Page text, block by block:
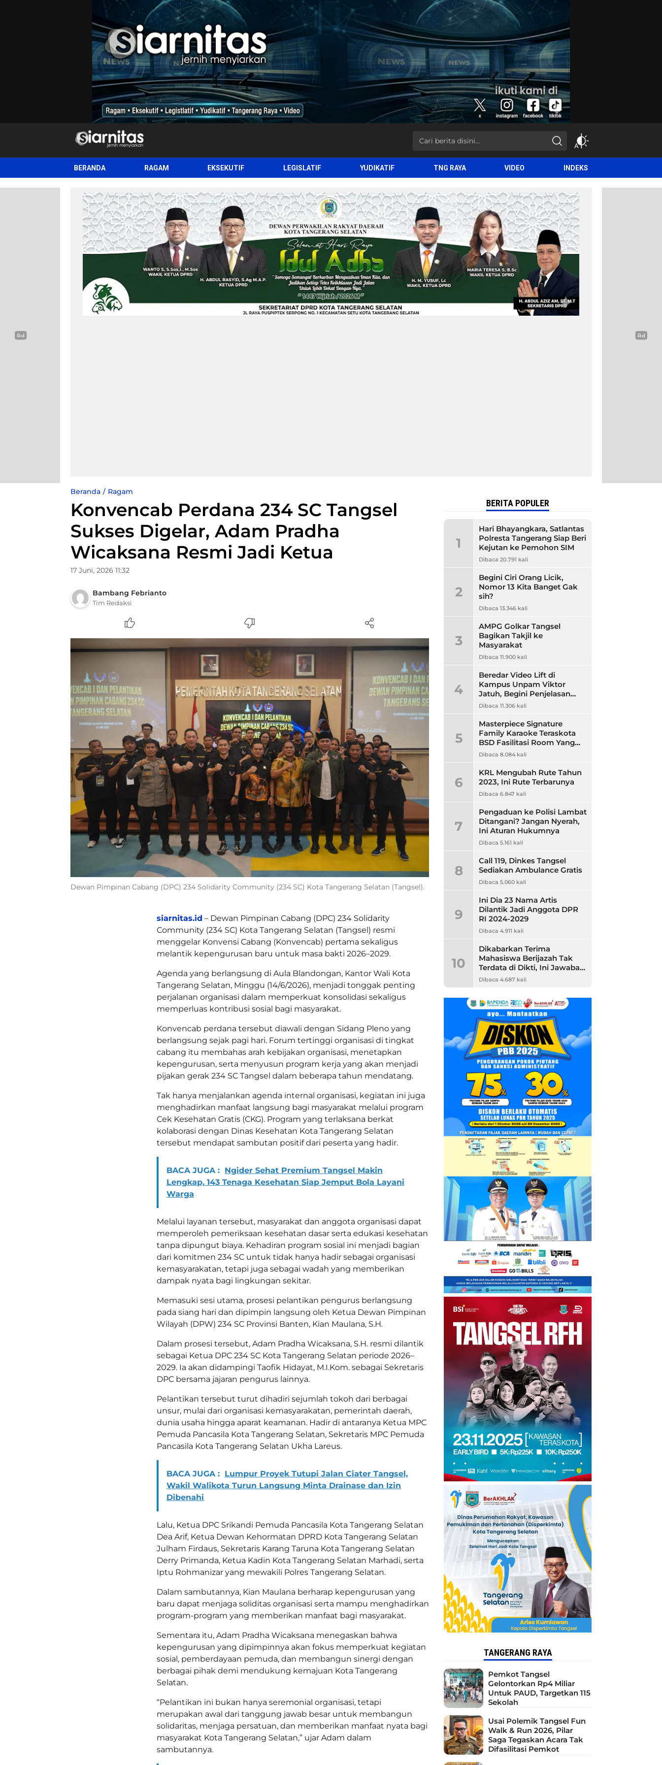
siarnitas
Jernih Menyiarkan
BERANDA RAGAM EKSEKUTIF LEGISLATIF YUDIKATIF TNG RAYA VIDEO INDEKS
Beranda Ragam
Konvencab Perdana 234 SC Tangsel
Sukses Digelar, Adam Pradha
Wicaksana Resmi Jadi Ketua
17 Juni, 2026 11:32
Bambang Febrianto
Tim Redaksi
Dewan Pimpinan Cabang (DPC) 234 Solidarity Community (234 SC) Kota Tangerang Selatan (Tangsel).
siarnitas.id – Dewan Pimpinan Cabang (DPC) 234 Solidarity
Community (234 SC) Kota Tangerang Selatan (Tangsel) resmi
menggelar Konvensi Cabang (Konvencab) pertama sekaligus
melantik kepengurusan baru untuk masa bakti 2026–2029.
Agenda yang berlangsung di Aula Blandongan, Kantor Wali Kota
Tangerang Selatan, Minggu (14/6/2026), menjadi tonggak penting
perjalanan organisasi dalam memperkuat konsolidasi sekaligus
memperluas kontribusi sosial bagi masyarakat.
Konvencab perdana tersebut diawali dengan Sidang Pleno yang
berlangsung sejak pagi hari. Forum tertinggi organisasi di tingkat
cabang itu membahas arah kebijakan organisasi, menetapkan
kepengurusan, serta menyusun program kerja yang akan menjadi
pijakan gerak 234 SC Tangsel dalam beberapa tahun mendatang.
Tak hanya menjalankan agenda internal organisasi, kegiatan ini juga
menghadirkan manfaat langsung bagi masyarakat melalui program
Cek Kesehatan Gratis (CKG). Program yang terlaksana berkat
kolaborasi dengan Dinas Kesehatan Kota Tangerang Selatan
tersebut mendapat sambutan positif dari peserta yang hadir.
BACA JUGA : Ngider Sehat Premium Tangsel Makin
Lengkap, 143 Tenaga Kesehatan Siap Jemput Bola Layani
Warga
Melalui layanan tersebut, masyarakat dan anggota organisasi dapat
memperoleh pemeriksaan kesehatan dasar serta edukasi kesehatan
tanpa dipungut biaya. Kehadiran program sosial ini menjadi bagian
dari komitmen 234 SC untuk tidak hanya hadir sebagai organisasi
kemasyarakatan, tetapi juga sebagai wadah yang memberikan
dampak nyata bagi lingkungan sekitar.
Memasuki sesi utama, prosesi pelantikan pengurus berlangsung
pada siang hari dan dipimpin langsung oleh Ketua Dewan Pimpinan
Wilayah (DPW) 234 SC Provinsi Banten, Kian Maulana, S.H.
Dalam prosesi tersebut, Adam Pradha Wicaksana, S.H. resmi dilantik
sebagai Ketua DPC 234 SC Kota Tangerang Selatan periode 2026–
2029. Ia akan didampingi Taofik Hidayat, M.I.Kom. sebagai Sekretaris
DPC bersama jajaran pengurus lainnya.
Pelantikan tersebut turut dihadiri sejumlah tokoh dari berbagai
unsur, mulai dari organisasi kemasyarakatan, pemerintah daerah,
dunia usaha hingga aparat keamanan. Hadir di antaranya Ketua MPC
Pemuda Pancasila Kota Tangerang Selatan, Sekretaris MPC Pemuda
Pancasila Kota Tangerang Selatan Ukha Lareus.
BACA JUGA : Lumpur Proyek Tutupi Jalan Ciater Tangsel,
Wakil Walikota Turun Langsung Minta Drainase dan Izin
Dibenahi
Lalu, Ketua DPC Srikandi Pemuda Pancasila Kota Tangerang Selatan
Dea Arif, Ketua Dewan Kehormatan DPRD Kota Tangerang Selatan
Julham Firdaus, Sekretaris Karang Taruna Kota Tangerang Selatan
Derry Primanda, Ketua Kadin Kota Tangerang Selatan Marhadi, serta
Iptu Rohmanizar yang mewakili Polres Tangerang Selatan.
Dalam sambutannya, Kian Maulana berharap kepengurusan yang
baru dapat menjaga soliditas organisasi serta mampu menghadirkan
program-program yang memberikan manfaat bagi masyarakat.
Sementara itu, Adam Pradha Wicaksana menegaskan bahwa
kepengurusan yang dipimpinnya akan fokus memperkuat kegiatan
sosial, pemberdayaan pemuda, dan membangun sinergi dengan
berbagai pihak demi mendukung kemajuan Kota Tangerang
Selatan.
“Pelantikan ini bukan hanya seremonial organisasi, tetapi
merupakan awal dari tanggung jawab besar untuk membangun
solidaritas, menjaga persatuan, dan memberikan manfaat nyata bagi
masyarakat Kota Tangerang Selatan,” ujar Adam dalam
sambutannya.
BERITA POPULER
1
Hari Bhayangkara, Satlantas
Polresta Tangerang Siap Beri
Kejutan ke Pemohon SIM
Dibaca 20.791 kali
2
Begini Ciri Orang Licik,
Nomor 13 Kita Banget Gak
sih?
Dibaca 13.346 kali
3
AMPG Golkar Tangsel
Bagikan Takjil ke
Masyarakat
Dibaca 11.900 kali
4
Beredar Video Lift di
Kampus Unpam Viktor
Jatuh, Begini Penjelasan
Rektor Unpam
Dibaca 11.306 kali
5
Masterpiece Signature
Family Karaoke Teraskota
BSD Fasilitasi Room Yang
Nyaman dan Harga
Dibaca 8.084 kali
6
KRL Mengubah Rute Tahun
2023, Ini Rute Terbarunya
Dibaca 6.847 kali
7
Pengaduan ke Polisi Lambat
Ditangani? Jangan Nyerah,
Ini Aturan Hukumnya
Dibaca 5.161 kali
8
Call 119, Dinkes Tangsel
Sediakan Ambulance Gratis
Dibaca 5.060 kali
9
Ini Dia 23 Nama Artis
Dilantik Jadi Anggota DPR
RI 2024-2029
Dibaca 4.911 kali
10
Dikabarkan Terima
Mahasiswa Berijazah Tak
Terdata di Dikti, Ini Jawaban
Unpam
Dibaca 4.687 kali
TANGERANG RAYA
Pemkot Tangsel
Gelontorkan Rp4 Miliar
Untuk PAUD, Targetkan 115
Sekolah
Usai Polemik Tangsel Fun
Walk & Run 2026, Pilar
Saga Tegaskan Acara Tak
Difasilitasi Pemkot